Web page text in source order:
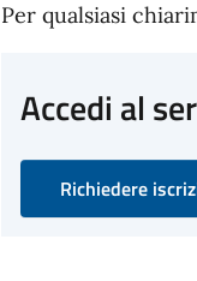
Per qualsiasi
Accedi al
Richiedere